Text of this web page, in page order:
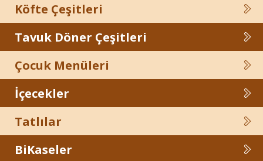
Köfte Çeşitleri
Tavuk Döner Çeşitleri
Çocuk Menüleri
İçecekler
Tatlılar
BiKaseler